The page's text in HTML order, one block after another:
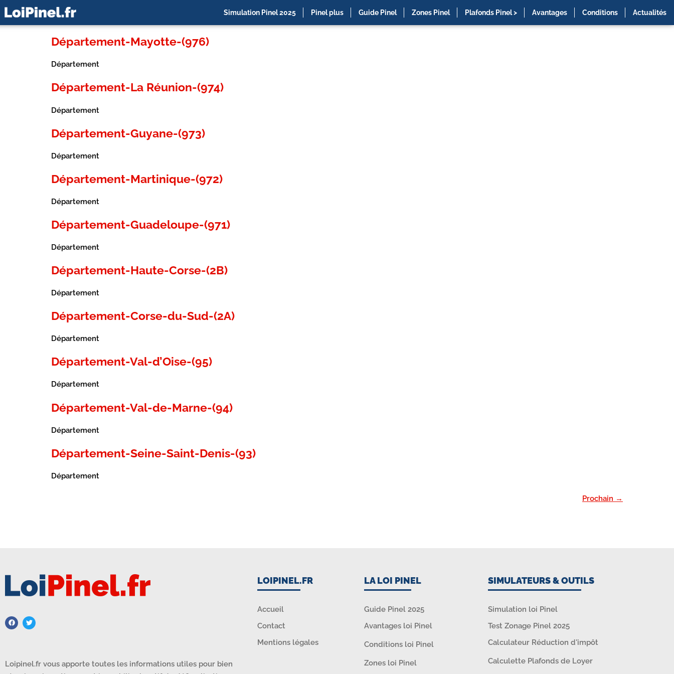
Simulation Pinel 2025 Pinel plus Guide Pinel Zones Pinel Plafonds Pinel > Avantages Conditions Actualités
Département-Mayotte-(976)
Département
Département-La Réunion-(974)
Département
Département-Guyane-(973)
Département
Département-Martinique-(972)
Département
Département-Guadeloupe-(971)
Département
Département-Haute-Corse-(2B)
Département
Département-Corse-du-Sud-(2A)
Département
Département-Val-d’Oise-(95)
Département
Département-Val-de-Marne-(94)
Département
Département-Seine-Saint-Denis-(93)
Département
Prochain →
Loipinel.fr vous apporte toutes les informations utiles pour bien
LOIPINEL.FR
Accueil
Contact
Mentions légales
LA LOI PINEL
Guide Pinel 2025
Avantages loi Pinel
Conditions loi Pinel
Zones loi Pinel
SIMULATEURS & OUTILS
Simulation loi Pinel
Test Zonage Pinel 2025
Calculateur Réduction d'impôt
Calculette Plafonds de Loyer